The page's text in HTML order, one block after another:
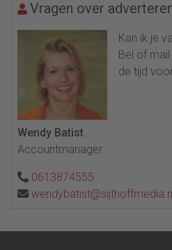
Vragen over
Kan ik je
Bel of
de tijd
Wendy Batist
Accountmanager
0613874555